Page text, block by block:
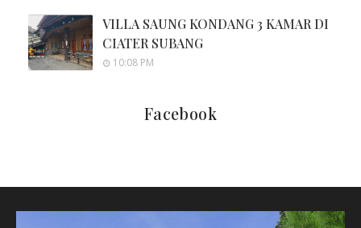
VILLA SAUNG KONDANG 3 KAMAR DI
CIATER SUBANG
10:08 PM
Facebook